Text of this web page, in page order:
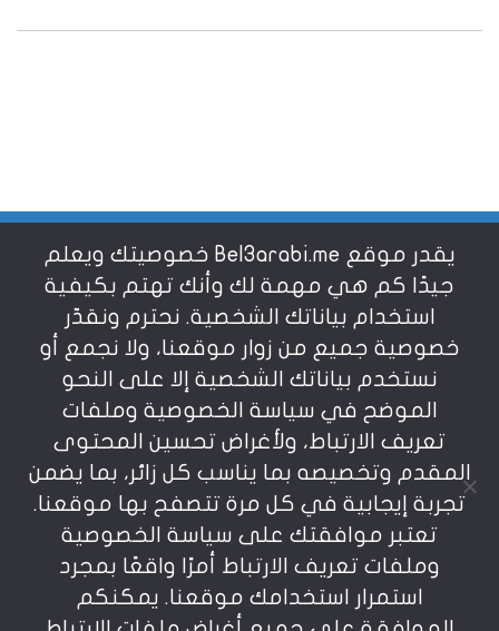
شروط الاستخدام
سياسة الخصوصية
عن بالعربي
يمنع نسخ أو إعادة استخدام المواد المنشورة على
يقدر موقع Bel3arabi.me خصوصيتك ويعلم
جيدًا كم هي مهمة لك وأنك تهتم بكيفية
استخدام بياناتك الشخصية. نحترم ونقدّر
خصوصية جميع من زوار موقعنا، ولا نجمع أو
نستخدم بياناتك الشخصية إلا على النحو
الموضح في سياسة الخصوصية وملفات
تعريف الارتباط، ولأغراض تحسين المحتوى
المقدم وتخصيصه بما يناسب كل زائر، بما يضمن
تجربة إيجابية في كل مرة تتصفح بها موقعنا.
تعتبر موافقتك على سياسة الخصوصية
وملفات تعريف الارتباط أمرًا واقعًا بمجرد
استمرار استخدامك موقعنا. يمكنكم